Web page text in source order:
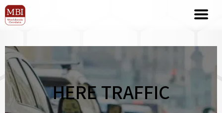
HERE TRAFFIC